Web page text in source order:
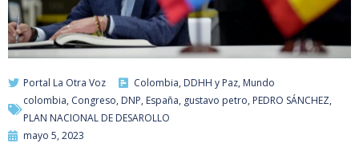
Portal La Otra Voz Colombia, DDHH y Paz, Mundo
colombia, Congreso, DNP, España, gustavo petro, PEDRO SÁNCHEZ,
PLAN NACIONAL DE DESAROLLO
mayo 5, 2023